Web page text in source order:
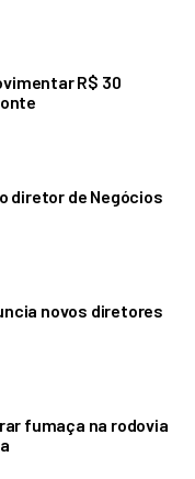
R$ 30
diretor de Negócios
novos diretores
fumaça na rodovia